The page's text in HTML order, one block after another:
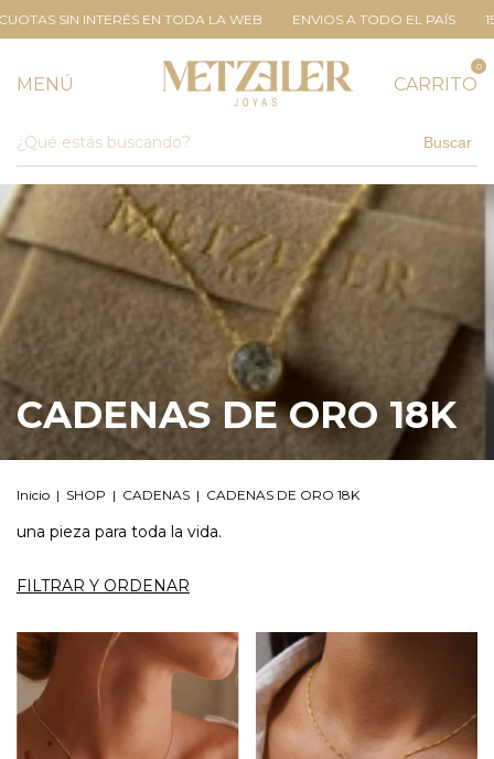
SIN INTERÉS EN TODA LA WEB ENVIOS A TODO EL PAÍS 15%
MENÚ CARRITO
0
Buscar
CADENAS DE ORO 18K
Inicio | SHOP | CADENAS | CADENAS DE ORO 18K
una pieza para toda la vida.
FILTRAR Y ORDENAR